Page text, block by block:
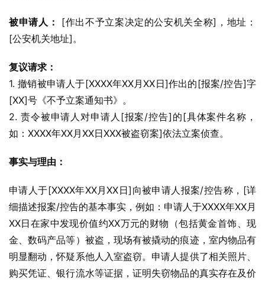
被申请人：
[作出不予立案决定的公安机关全称]，地址：
[公安机关地址]。
复议请求：
1. 撤销被申请人于[XXXX年XX月XX日]作出的[报案/控告]字
[XX]号《不予立案通知书》。
2. 责令被申请人对申请人[报案/控告]的[具体案件名称，
如：XXXX年XX月XX日XXX被盗窃案]依法立案侦查。
事实与理由：
申请人于[XXXX年XX月XX日]向被申请人报案/控告称，[详
细描述报案/控告的基本事实，例如：申请人于XXXX年XX月
XX日在家中发现价值约XX万元的财物（包括黄金首饰、现
金、数码产品等）被盗，现场有被撬动的痕迹，室内物品有
明显翻动，怀疑系他人入室盗窃。申请人提供了相关照片、
购买凭证、银行流水等证据，证明失窃物品的真实存在及价